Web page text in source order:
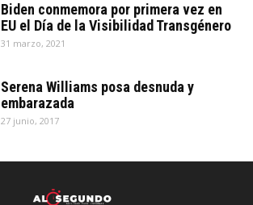
Biden conmemora por primera vez en
EU el Día de la Visibilidad Transgénero
31 marzo, 2021
Serena Williams posa desnuda y
embarazada
27 junio, 2017